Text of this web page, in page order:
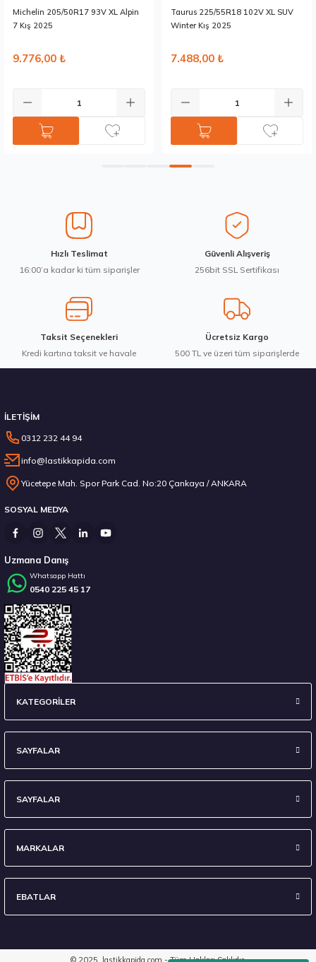
Bu ürüne benzer farklı alternatifler olmalı.
Gönder
Michelin 205/50R17 93V XL Alpin
7 Kış 2025
9.776,00 ₺
Taurus 225/55R18 102V XL SUV
Winter Kış 2025
7.488,00 ₺
Hızlı Teslimat
16:00’a kadar ki tüm siparişler
Güvenli Alışveriş
256bit SSL Sertifikası
Taksit Seçenekleri
Kredi kartına taksit ve havale
Ücretsiz Kargo
500 TL ve üzeri tüm siparişlerde
İLETİŞİM
0312 232 44 94
info@lastikkapida.com
Yücetepe Mah. Spor Park Cad. No:20 Çankaya / ANKARA
SOSYAL MEDYA
Uzmana Danış
Whatsapp Hattı
0540 225 45 17
KATEGORİLER
SAYFALAR
SAYFALAR
MARKALAR
EBATLAR
© 2025, lastikkapida.com - Tüm Hakları Saklıdır.